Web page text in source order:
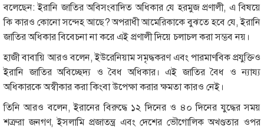
বলেছেন: ইরানি জাতির অবিসংবাদিত অধিকার যে হরমুজ প্রণালী, এ বিষয়ে
কি কারও কোনো সন্দেহ আছে? অপরাধী আমেরিকাকে বুঝতে হবে যে, ইরানি
জাতির অধিকার বিবেচনা না করে এই প্রণালী দিয়ে চলাচল করা সম্ভব নয়।
হাজী বাবায়ি আরও বলেন, ইউরেনিয়াম সমৃদ্ধকরণ এবং পারমাণবিক প্রযুক্তিও
ইরানি জাতির অবিচ্ছেদ্য ও বৈধ অধিকার। এই জাতির বৈধ ও ন্যায্য
অধিকারকে অস্বীকার করা কিংবা উপেক্ষা করার ক্ষমতা কারও নেই।
তিনি আরও বলেন, ইরানের বিরুদ্ধে ১২ দিনের ও ৪০ দিনের যুদ্ধের সময়
শত্রুরা জনগণ, ইসলামি প্রজাতন্ত্র এবং দেশের ভৌগোলিক অখণ্ডতার ওপর